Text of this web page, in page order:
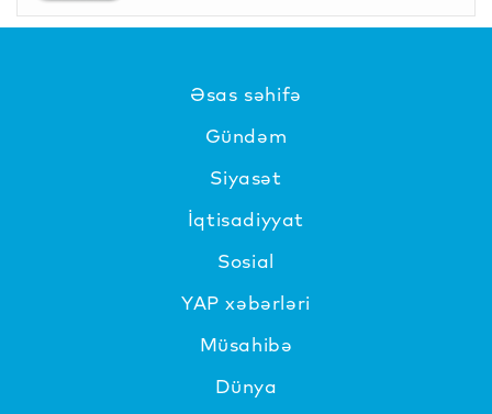
Əsas səhifə
Gündəm
Siyasət
İqtisadiyyat
Sosial
YAP xəbərləri
Müsahibə
Dünya